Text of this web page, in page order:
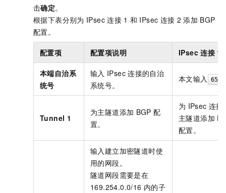
击确定。
根据下表分别为 IPsec 连接 1 和 IPsec 连接 2 添加 BGP
配置。
配置项 配置项说明 IPsec 连接 1
本端自治系
统号
输入 IPsec 连接的自治
系统号。
本文输入
Tunnel 1
为主隧道添加 BGP 配
置。
为 IPsec 连接
主隧道添加
配置。
输入建立加密隧道时使
用的网段。
隧道网段需要是在
169.254.0.0/16 内的子